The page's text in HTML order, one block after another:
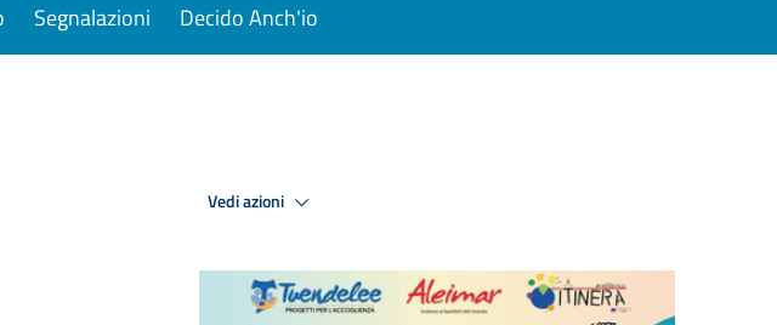
Segnalazioni Decido Anch'io
Vedi azioni